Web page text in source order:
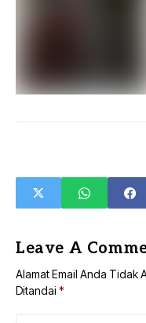
Leave A
Alamat Email Anda Tidak
Ditandai *